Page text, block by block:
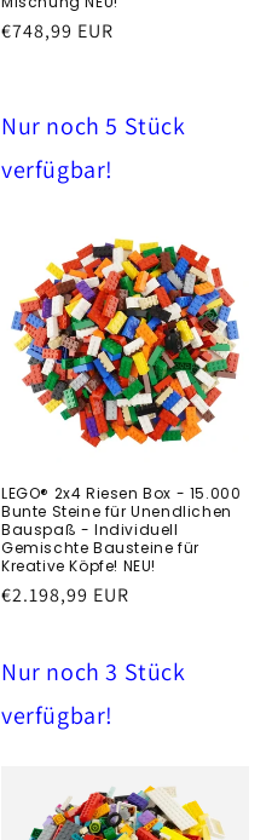
Běžná
€748,99 EUR
Nur noch 5 Stück
verfügbar!
LEGO® 2x4 Riesen Box - 15.000
Bunte Steine für Unendlichen
Bauspaß - Individuell
Gemischte Bausteine für
Kreative Köpfe! NEU!
Běžná
€2.198,99 EUR
Nur noch 3 Stück
verfügbar!